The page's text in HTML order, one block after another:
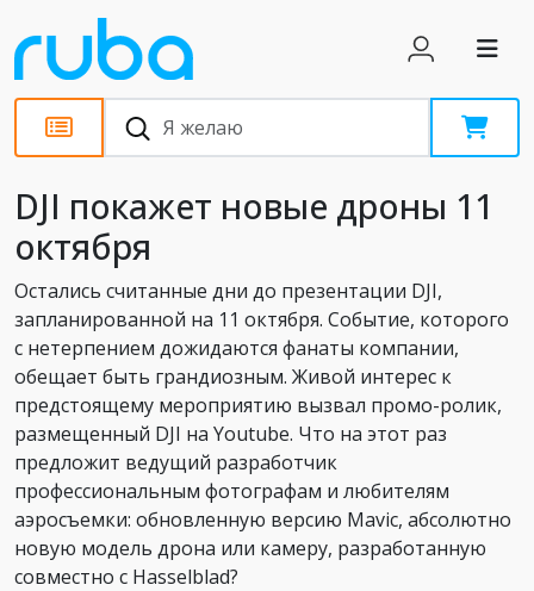
Новости
DJI покажет новые дроны 11
октября
Остались считанные дни до презентации DJI,
запланированной на 11 октября. Событие, которого
с нетерпением дожидаются фанаты компании,
обещает быть грандиозным. Живой интерес к
предстоящему мероприятию вызвал промо-ролик,
размещенный DJI на Youtube. Что на этот раз
предложит ведущий разработчик
профессиональным фотографам и любителям
аэросъемки: обновленную версию Mavic, абсолютно
новую модель дрона или камеру, разработанную
совместно с Hasselblad?